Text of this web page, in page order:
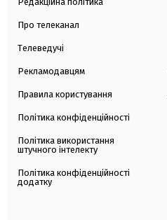
Про телеканал
Телеведучі
Рекламодавцям
Правила користування
Політика конфіденційності
Політика використання
штучного інтелекту
Політика конфіденційності
додатку